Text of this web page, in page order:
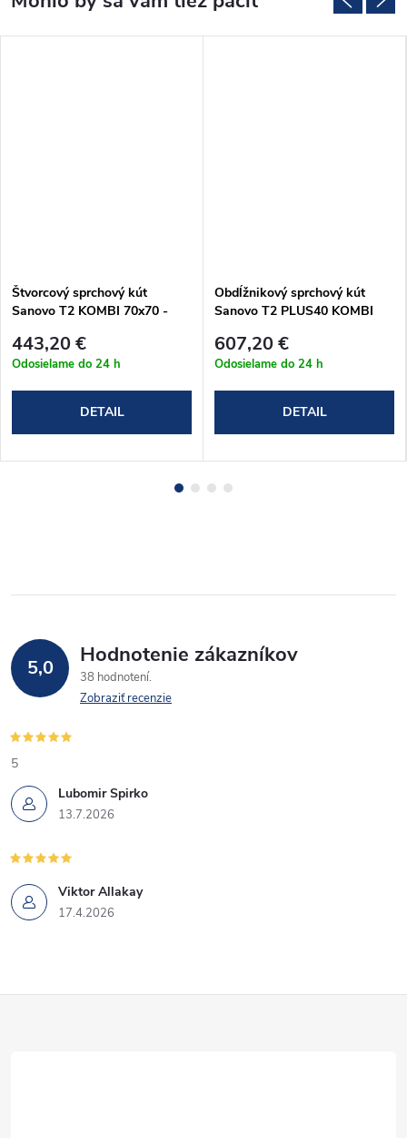
Štvorcový sprchový kút
Sanovo T2 KOMBI 70x70 -
(T2K_7070C)
443,20 €
Odosielame do 24 h
DETAIL
Obdĺžnikový sprchový kút
Sanovo T2 PLUS40 KOMBI
(T2P40K_13080C)
607,20 €
Odosielame do 24 h
DETAIL
5,0 Hodnotenie zákazníkov
38 hodnotení
Zobraziť recenzie
Lubomir Spirko
13.7.2026
5
Viktor Allakay
17.4.2026